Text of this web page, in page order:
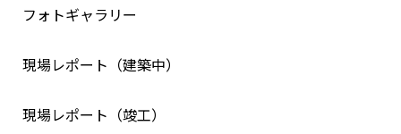
フォトギャラリー
現場レポート（建築中）
現場レポート（竣工）